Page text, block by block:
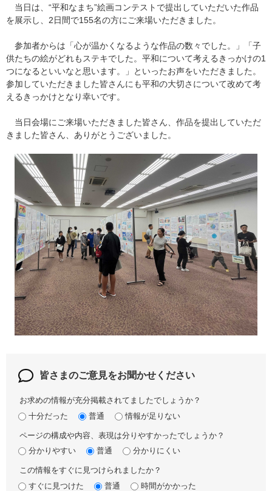
当日は、“平和なまち”絵画コンテストで提出していただいた作品
を展示し、2日間で155名の方にご来場いただきました。
参加者からは「心が温かくなるような作品の数々でした。」「子
供たちの絵がどれもステキでした。平和について考えるきっかけの1
つになるといいなと思います。」といったお声をいただきました。
参加していただきました皆さんにも平和の大切さについて改めて考
えるきっかけとなり幸いです。
当日会場にご来場いただきました皆さん、作品を提出していただ
きました皆さん、ありがとうございました。
皆さまのご意見をお聞かせください
お求めの情報が充分掲載されてましたでしょうか？
十分だった
普通 情報が足りない
ページの構成や内容、表現は分りやすかったでしょうか？
分かりやすい
普通 分かりにくい
この情報をすぐに見つけられましたか？
すぐに見つけた
普通 時間がかかった